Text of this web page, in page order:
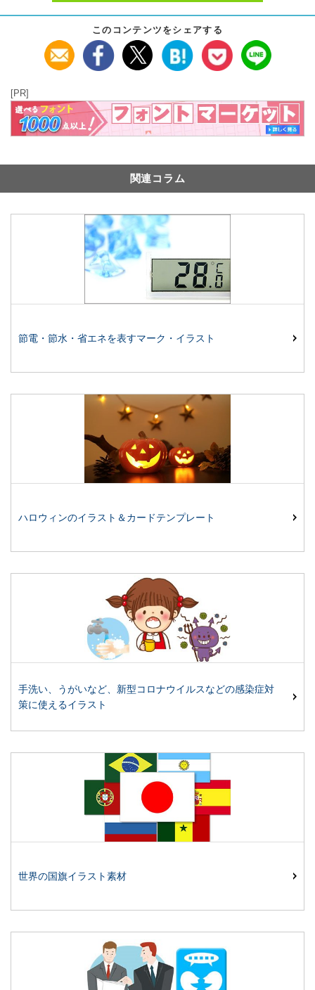
このコンテンツをシェアする
[PR]
関連コラム
節電・節水・省エネを表すマーク・イラスト
ハロウィンのイラスト＆カードテンプレート
手洗い、うがいなど、新型コロナウイルスなどの感染症対
策に使えるイラスト
世界の国旗イラスト素材